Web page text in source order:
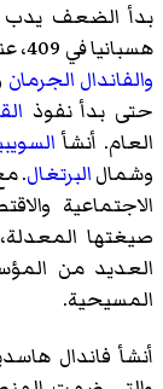
بدأ الضعف يدب
هسبانيا في 409، عندما عبرت الشعوب الجرمانية مثل
والفاندال الجرمان
حتى بدأ نفوذ
العام. أنشأ
وشمالالبرتغال.
الاجتماعية
صيغتها
العديد من
المسيحية.
أنشأ فاندال